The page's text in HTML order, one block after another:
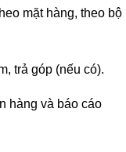
mặt hàng, theo bộ
trả góp (nếu có).
hàng và báo cáo